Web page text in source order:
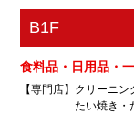
電話番号
ホームページ
天津菜館
リブロ
電話番号
ホームページ
電話番号
ホームページ
学研教室
銀座コージー
営業時間
B1F
食料品・日用品・
【専門店】クリーニ
たい焼き・